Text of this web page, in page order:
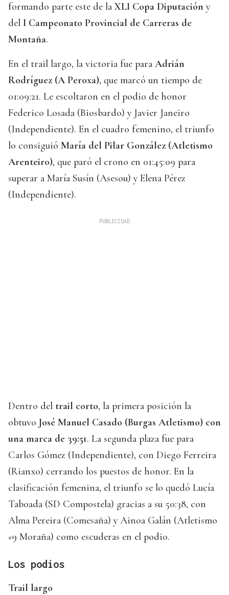
formando parte este de la XLI Copa Diputación y
del I Campeonato Provincial de Carreras de
Montaña.
En el trail largo, la victoria fue para Adrián
Rodríguez (A Peroxa), que marcó un tiempo de
01:09:21. Le escoltaron en el podio de honor
Federico Losada (Biosbardo) y Javier Janeiro
(Independiente). En el cuadro femenino, el triunfo
lo consiguió María del Pilar González (Atletismo
Arenteiro), que paró el crono en 01:45:09 para
superar a María Susín (Asesou) y Elena Pérez
(Independiente).
Dentro del trail corto, la primera posición la
obtuvo José Manuel Casado (Burgas Atletismo) con
una marca de 39:51. La segunda plaza fue para
Carlos Gómez (Independiente), con Diego Ferreira
(Rianxo) cerrando los puestos de honor. En la
clasificación femenina, el triunfo se lo quedó Lucía
Taboada (SD Compostela) gracias a su 50:38, con
Alma Pereira (Comesaña) y Ainoa Galán (Atletismo
+9 Moraña) como escuderas en el podio.
Los podios
Trail largo